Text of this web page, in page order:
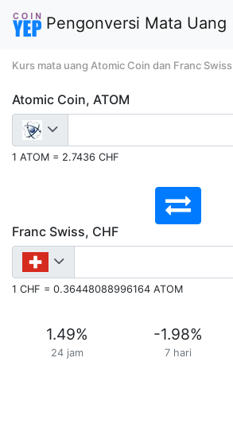
Pengonversi Mata Uang
Kurs mata uang Atomic Coin dan Franc Swiss
Atomic Coin, ATOM
1 ATOM = 2.7436 CHF
Franc Swiss, CHF
1 CHF = 0.36448088996164 ATOM
1.49%
24 jam
-1.98%
7 hari